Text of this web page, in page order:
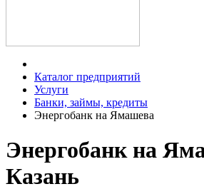
Каталог предприятий
Услуги
Банки, займы, кредиты
Энергобанк на Ямашева
Энергобанк на
Казань